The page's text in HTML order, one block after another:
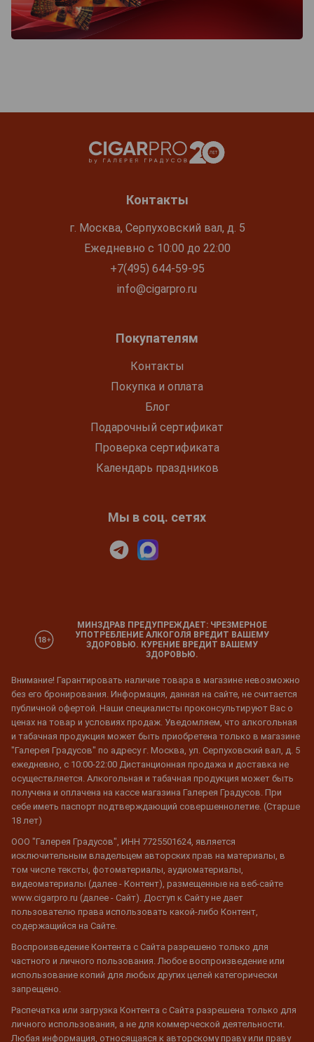
Контакты
г. Москва, Серпуховский вал, д. 5
Ежедневно с 10:00 до 22:00
+7(495) 644-59-95
info@cigarpro.ru
Покупателям
Контакты
Покупка и оплата
Блог
Подарочный сертификат
Проверка сертификата
Календарь праздников
Мы в соц. сетях
МИНЗДРАВ ПРЕДУПРЕЖДАЕТ: ЧРЕЗМЕРНОЕ
УПОТРЕБЛЕНИЕ АЛКОГОЛЯ ВРЕДИТ ВАШЕМУ
ЗДОРОВЬЮ. КУРЕНИЕ ВРЕДИТ ВАШЕМУ
ЗДОРОВЬЮ.
Внимание! Гарантировать наличие товара в магазине невозможно
без его бронирования. Информация, данная на сайте, не считается
публичной офертой. Наши специалисты проконсультируют Вас о
ценах на товар и условиях продаж. Уведомляем, что алкогольная
и табачная продукция может быть приобретена только в магазине
"Галерея Градусов" по адресу г. Москва, ул. Серпуховский вал, д. 5
ежедневно, с 10:00-22:00 Дистанционная продажа и доставка не
осуществляется. Алкогольная и табачная продукция может быть
получена и оплачена на кассе магазина Галерея Градусов. При
себе иметь паспорт подтверждающий совершеннолетие. (Старше
18 лет)
ООО "Галерея Градусов", ИНН 7725501624, является
исключительным владельцем авторских прав на материалы, в
том числе тексты, фотоматериалы, аудиоматериалы,
видеоматериалы (далее - Контент), размещенные на веб-сайте
www.cigarpro.ru (далее - Сайт). Доступ к Сайту не дает
пользователю права использовать какой-либо Контент,
содержащийся на Сайте.
Воспроизведение Контента с Сайта разрешено только для
частного и личного пользования. Любое воспроизведение или
использование копий для любых других целей категорически
запрещено.
Распечатка или загрузка Контента с Сайта разрешена только для
личного использования, а не для коммерческой деятельности.
Любая информация, относящаяся к авторскому праву или праву